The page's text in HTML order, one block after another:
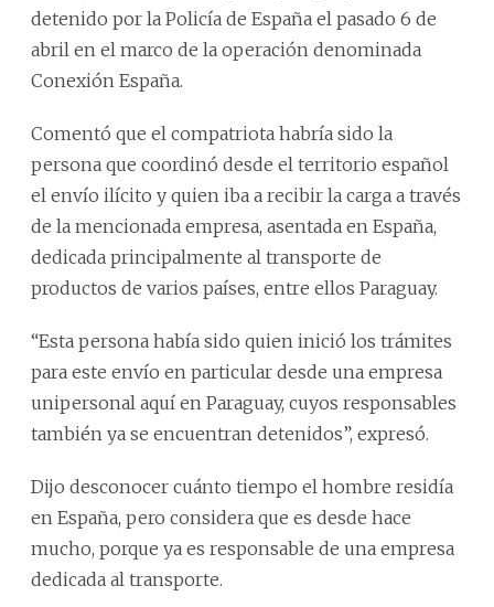
detenido por la Policía de España el pasado 6 de
abril en el marco de la operación denominada
Conexión España.
Comentó que el compatriota habría sido la
persona que coordinó desde el territorio español
el envío ilícito y quien iba a recibir la carga a través
de la mencionada empresa, asentada en España,
dedicada principalmente al transporte de
productos de varios países, entre ellos Paraguay.
“Esta persona había sido quien inició los trámites
para este envío en particular desde una empresa
unipersonal aquí en Paraguay, cuyos responsables
también ya se encuentran detenidos”, expresó.
Dijo desconocer cuánto tiempo el hombre residía
en España, pero considera que es desde hace
mucho, porque ya es responsable de una empresa
dedicada al transporte.